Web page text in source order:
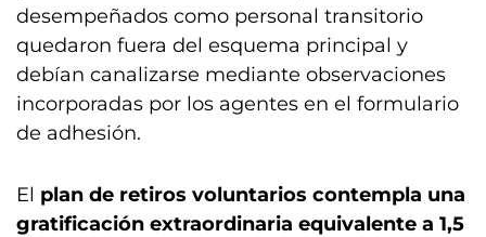
desempeñados como personal transitorio
quedaron fuera del esquema principal y
debían canalizarse mediante observaciones
incorporadas por los agentes en el formulario
de adhesión.
El plan de retiros voluntarios contempla una
gratificación extraordinaria equivalente a 1,5